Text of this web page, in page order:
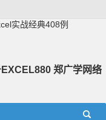
实战经典408例
郑广学网络